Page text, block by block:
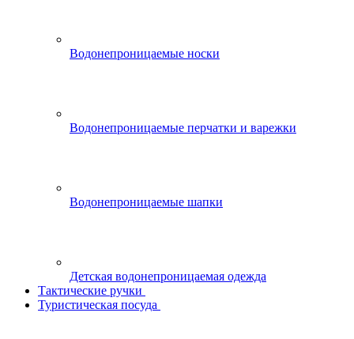
Водонепроницаемые носки
Водонепроницаемые перчатки и варежки
Водонепроницаемые шапки
Детская водонепроницаемая одежда
Тактические ручки
Туристическая посуда